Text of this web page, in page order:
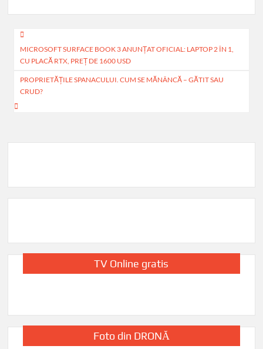
e
o
o
k
at
A
p
p
ail ta
az
ă
Navigare
în
articole
MICROSOFT SURFACE BOOK 3 ANUNŢAT OFICIAL: LAPTOP 2 ÎN 1,
CU PLACĂ RTX, PREŢ DE 1600 USD
PROPRIETĂȚILE SPANACULUI. CUM SE MĂNÂNCĂ – GĂTIT SAU
CRUD?
TV Online gratis
Foto din DRONĂ